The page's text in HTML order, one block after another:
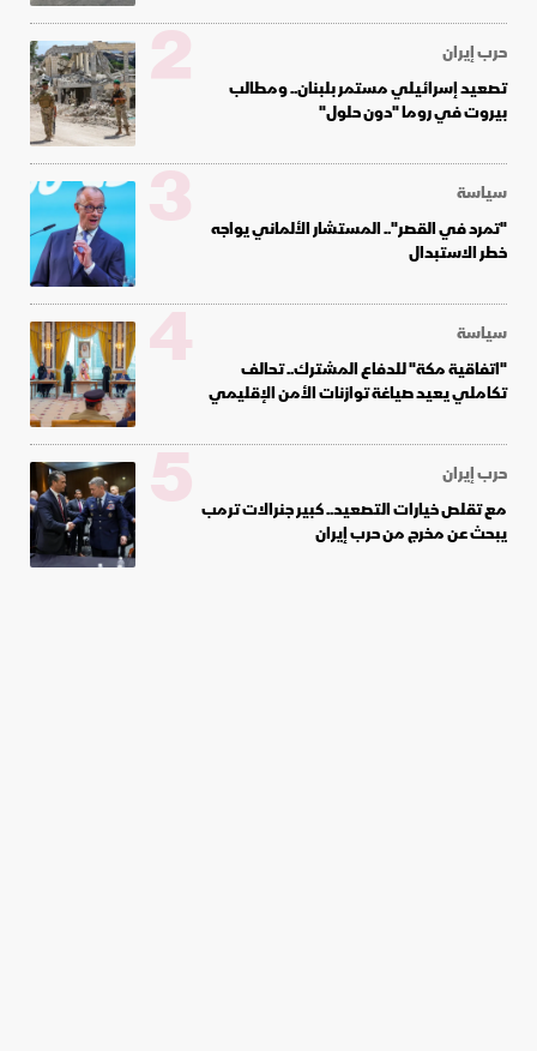
حرب إيران
تصعيد إسرائيلي مستمر بلبنان.. ومطالب
بيروت في روما "دون حلول"
2
سياسة
"تمرد في القصر".. المستشار الألماني يواجه
خطر الاستبدال
3
سياسة
"اتفاقية مكة" للدفاع المشترك.. تحالف
تكاملي يعيد صياغة توازنات الأمن الإقليمي 4
حرب إيران
مع تقلص خيارات التصعيد.. كبير جنرالات ترمب
يبحث عن مخرج من حرب إيران
5